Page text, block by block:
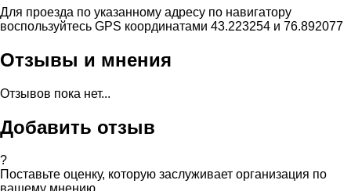
Для проезда по указанному адресу по навигатору
воспользуйтесь GPS координатами 43.223254 и 76.892077
Отзывы и мнения
Отзывов пока нет...
Добавить отзыв
?
Поставьте оценку, которую заслуживает организация по